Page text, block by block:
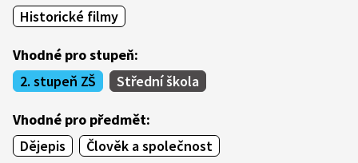
Historické filmy
Vhodné pro stupeň:
2. stupeň ZŠ
Střední škola
Vhodné pro předmět:
Dějepis
Člověk a společnost